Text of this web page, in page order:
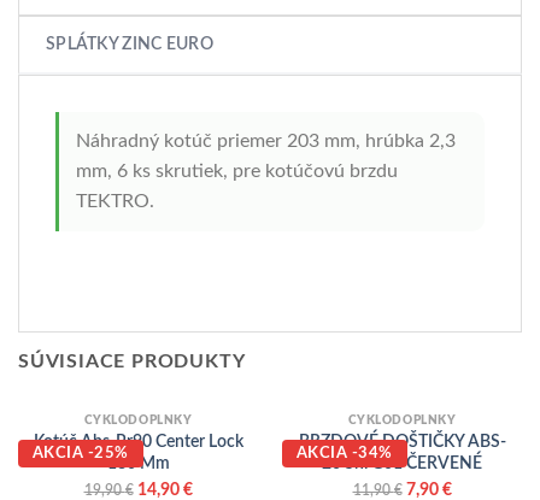
SPLÁTKY ZINC EURO
Náhradný kotúč priemer 203 mm, hrúbka 2,3
mm, 6 ks skrutiek, pre kotúčovú brzdu
TEKTRO.
SÚVISIACE PRODUKTY
AKCIA -25%
CYKLODOPLNKY
Kotúč Abs-Pr90 Center Lock
180 Mm
19,90€ Pôvodná
14,90 €Aktuálna
AKCIA -34%
CYKLODOPLNKY
BRZDOVÉ DOŠTIČKY ABS-
26 Shi G01 ČERVENÉ
11,90€ Pôvodná
7,90 €Aktuálna